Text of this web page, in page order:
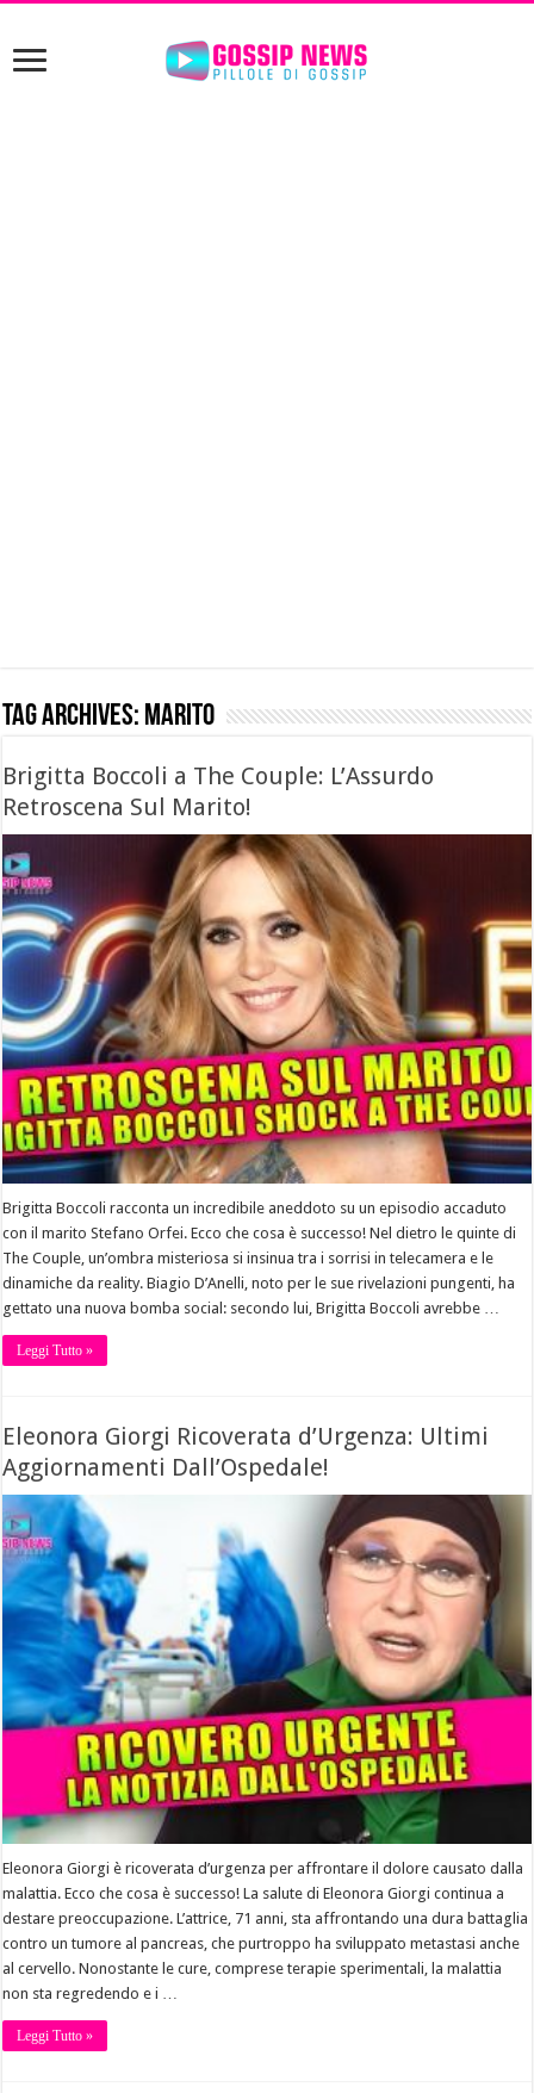
Tag Archives: marito
Brigitta Boccoli a The Couple: L’Assurdo
Retroscena Sul Marito!
Brigitta Boccoli racconta un incredibile aneddoto su un episodio accaduto
con il marito Stefano Orfei. Ecco che cosa è successo! Nel dietro le quinte di
The Couple, un’ombra misteriosa si insinua tra i sorrisi in telecamera e le
dinamiche da reality. Biagio D’Anelli, noto per le sue rivelazioni pungenti, ha
gettato una nuova bomba social: secondo lui, Brigitta Boccoli avrebbe …
Leggi Tutto »
Eleonora Giorgi Ricoverata d’Urgenza: Ultimi
Aggiornamenti Dall’Ospedale!
Eleonora Giorgi è ricoverata d’urgenza per affrontare il dolore causato dalla
malattia. Ecco che cosa è successo! La salute di Eleonora Giorgi continua a
destare preoccupazione. L’attrice, 71 anni, sta affrontando una dura battaglia
contro un tumore al pancreas, che purtroppo ha sviluppato metastasi anche
al cervello. Nonostante le cure, comprese terapie sperimentali, la malattia
non sta regredendo e i …
Leggi Tutto »